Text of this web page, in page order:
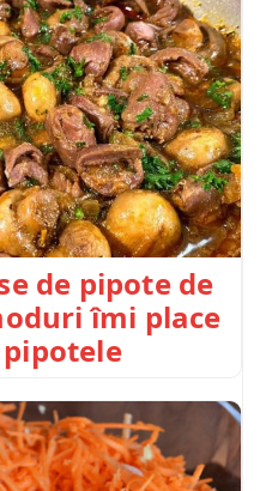
de pipote de
îmi place